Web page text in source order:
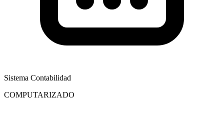
Sistema Contabilidad
COMPUTARIZADO